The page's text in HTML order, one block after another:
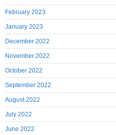
February 2023
January 2023
December 2022
November 2022
October 2022
September 2022
August 2022
July 2022
June 2022